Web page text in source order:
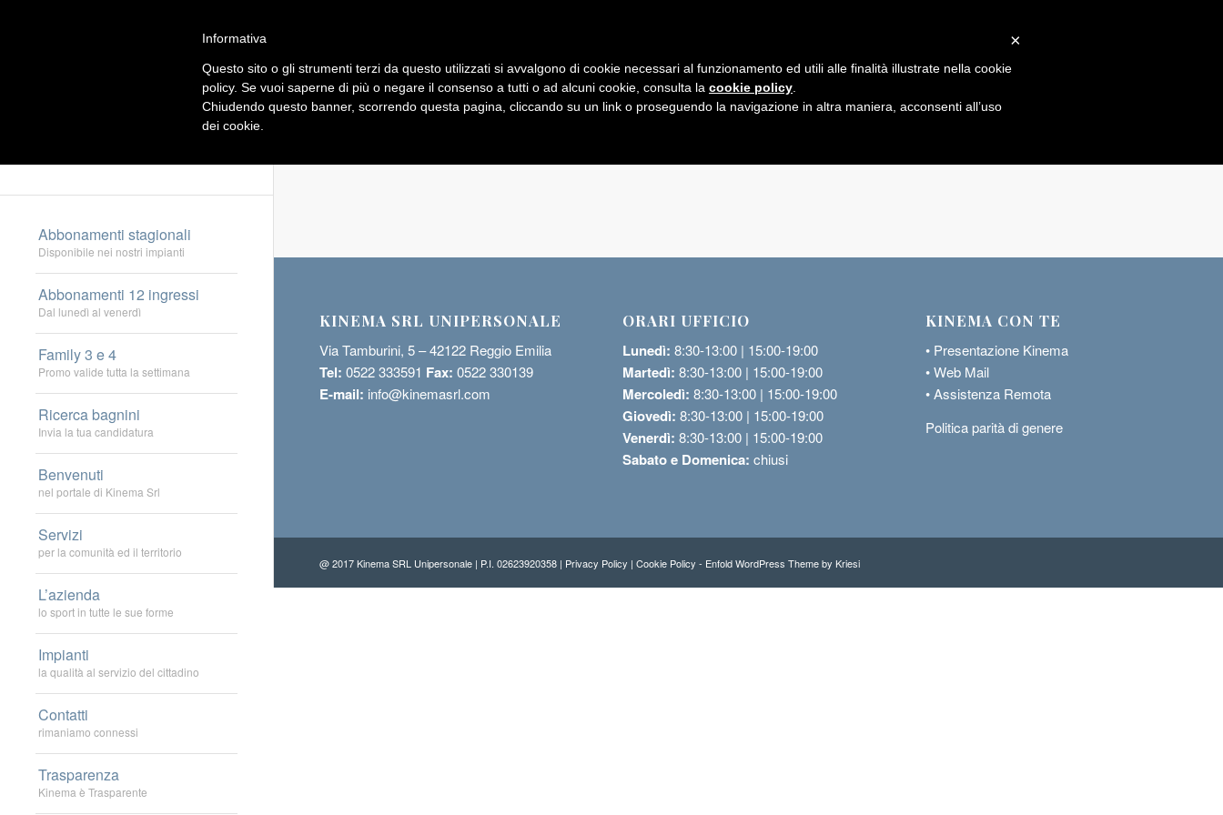
Abbonamenti stagionali
Disponibile nei nostri impianti
Abbonamenti 12 ingressi
Dal lunedì al venerdì
Family 3 e 4
Promo valide tutta la settimana
Ricerca bagnini
Invia la tua candidatura
Benvenuti
nel portale di Kinema Srl
Servizi
per la comunità ed il territorio
L’azienda
lo sport in tutte le sue forme
Impianti
la qualità al servizio del cittadino
Contatti
rimaniamo connessi
Trasparenza
Kinema è Trasparente
KINEMA SRL UNIPERSONALE
Via Tamburini, 5 – 42122 Reggio Emilia
Tel: 0522 333591 Fax: 0522 330139
E-mail: info@kinemasrl.com
ORARI UFFICIO
Lunedì: 8:30-13:00 | 15:00-19:00
Martedì: 8:30-13:00 | 15:00-19:00
Mercoledì: 8:30-13:00 | 15:00-19:00
Giovedì: 8:30-13:00 | 15:00-19:00
Venerdì: 8:30-13:00 | 15:00-19:00
Sabato e Domenica: chiusi
KINEMA CON TE
• Presentazione Kinema
•Web Mail
•Assistenza Remota
Politica parità di genere
@ 2017 Kinema SRL Unipersonale | P.I. 02623920358 | Privacy Policy | Cookie Policy - Enfold WordPress Theme by Kriesi
×
Informativa
Questo sito o gli strumenti terzi da questo utilizzati si avvalgono di cookie necessari al funzionamento ed utili alle finalità illustrate nella cookie
policy. Se vuoi saperne di più o negare il consenso a tutti o ad alcuni cookie, consulta la cookie policy
Chiudendo questo banner, scorrendo questa pagina, cliccando su un link o proseguendo la navigazione in altra maniera, acconsenti all’uso
dei cookie.